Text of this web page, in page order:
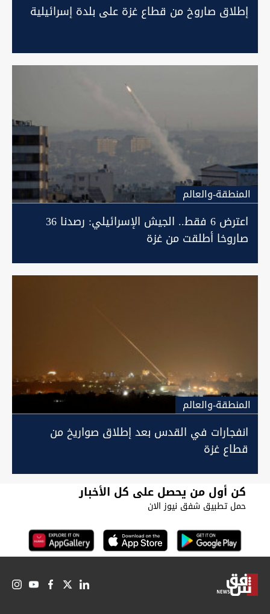
إطلاق صاروخ من قطاع غزة على بلدة إسرائيلية
المنطقة-والعالم
اعترض 6 فقط.. الجيش الإسرائيلي: رصدنا 36
صاروخا أطلقت من غزة
المنطقة-والعالم
انفجارات في القدس بعد إطلاق صواريخ من
قطاع غزة
كن أول من يحصل على كل الأخبار
حمل تطبيق شفق نيوز الان